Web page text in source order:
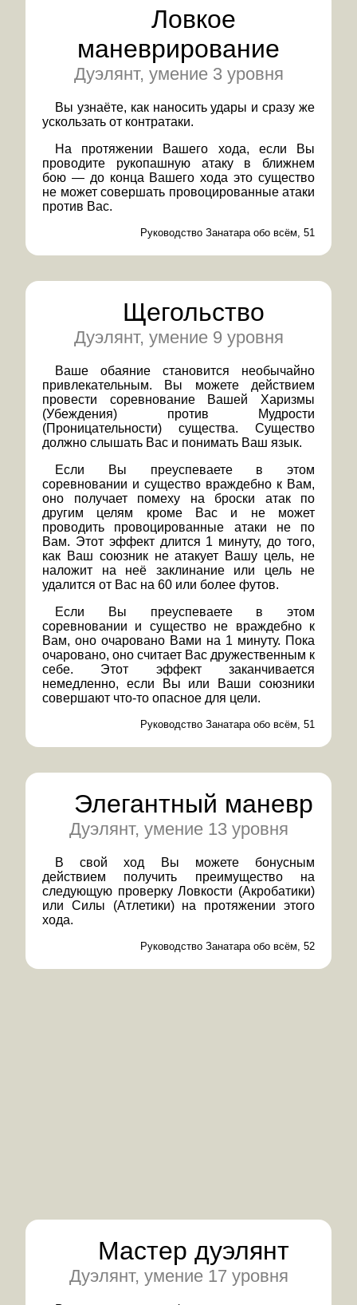
Ловкое
маневрирование
Дуэлянт, умение 3 уровня
Вы узнаёте, как наносить удары и сразу же
ускользать от контратаки.
На протяжении Вашего хода, если Вы
проводите рукопашную атаку в ближнем
бою — до конца Вашего хода это существо
не может совершать провоцированные атаки
против Вас.
Руководство Занатара обо всём, 51
Щегольство
Дуэлянт, умение 9 уровня
Ваше обаяние становится необычайно
привлекательным. Вы можете действием
провести соревнование Вашей Харизмы
(Убеждения) против Мудрости
(Проницательности) существа. Существо
должно слышать Вас и понимать Ваш язык.
Если Вы преуспеваете в этом
соревновании и существо враждебно к Вам,
оно получает помеху на броски атак по
другим целям кроме Вас и не может
проводить провоцированные атаки не по
Вам. Этот эффект длится 1 минуту, до того,
как Ваш союзник не атакует Вашу цель, не
наложит на неё заклинание или цель не
удалится от Вас на 60 или более футов.
Если Вы преуспеваете в этом
соревновании и существо не враждебно к
Вам, оно очаровано Вами на 1 минуту. Пока
очаровано, оно считает Вас дружественным к
себе. Этот эффект заканчивается
немедленно, если Вы или Ваши союзники
совершают что-то опасное для цели.
Руководство Занатара обо всём, 51
Элегантный маневр
Дуэлянт, умение 13 уровня
В свой ход Вы можете бонусным
действием получить преимущество на
следующую проверку Ловкости (Акробатики)
или Силы (Атлетики) на протяжении этого
хода.
Руководство Занатара обо всём, 52
Мастер дуэлянт
Дуэлянт, умение 17 уровня